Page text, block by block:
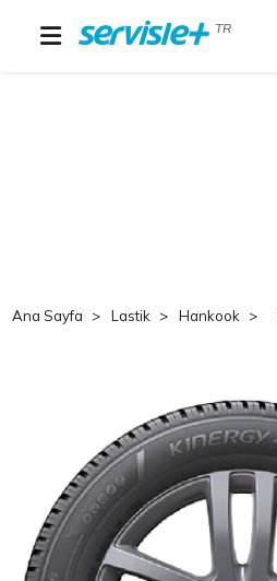
TR
Ana Sayfa Lastik Hankook